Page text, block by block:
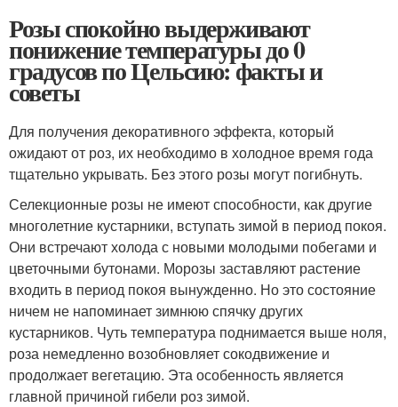
Розы спокойно выдерживают
понижение температуры до 0
градусов по Цельсию: факты и
советы
Для получения декоративного эффекта, который
ожидают от роз, их необходимо в холодное время года
тщательно укрывать. Без этого розы могут погибнуть.
Селекционные розы не имеют способности, как другие
многолетние кустарники, вступать зимой в период покоя.
Они встречают холода с новыми молодыми побегами и
цветочными бутонами. Морозы заставляют растение
входить в период покоя вынужденно. Но это состояние
ничем не напоминает зимнюю спячку других
кустарников. Чуть температура поднимается выше ноля,
роза немедленно возобновляет сокодвижение и
продолжает вегетацию. Эта особенность является
главной причиной гибели роз зимой.